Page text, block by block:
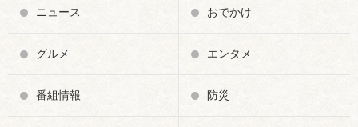
ニュース おでかけ
グルメ エンタメ
番組情報 防災